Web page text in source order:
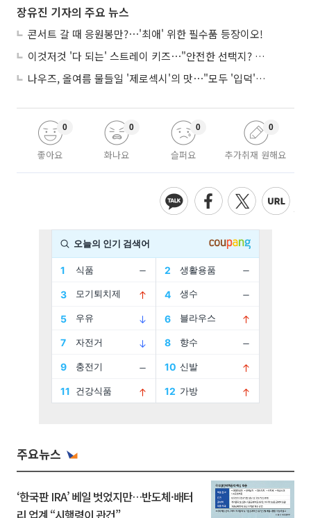
장유진 기자의 주요 뉴스
콘서트 갈 때 응원봉만?⋯'최애' 위한 필수품 등장이오!
이것저것 '다 되는' 스트레이 키즈⋯"안전한 선택지? 도전이 재밌죠"
나우즈, 올여름 물들일 '제로섹시'의 맛⋯"모두 '입덕'시킬 것"
좋아요
0
화나요
0
슬퍼요
0
추가취재 원해요
0
주요뉴스
‘한국판 IRA’ 베일 벗었지만…반도체·배터
리 업계 “시행령이 관건”